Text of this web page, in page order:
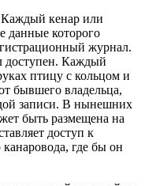
Каждый кенар или
данные которого
журнал.
доступен. Каждый
птицу с кольцом и
бывшего владельца,
записи. В нынешних
быть размещена на
доступ к
где бы он